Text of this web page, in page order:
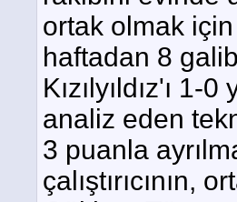
ortak olmak
haftadan 8
Kızılyıldız'ı 1-
analiz eden
3 puanla
çalıştırıcının,